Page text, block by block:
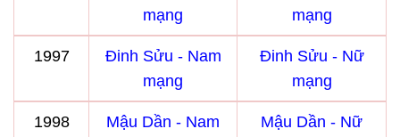
mạng
mạng
1997
Đinh Sửu - Nam
mạng
Đinh Sửu - Nữ
mạng
1998
Mậu Dần - Nam
Mậu Dần - Nữ